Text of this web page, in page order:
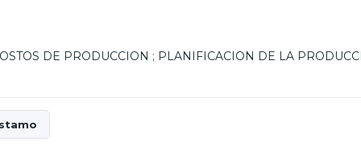
DE PRODUCCION ; PLANIFICACION DE LA